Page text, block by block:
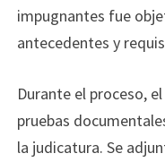
impugnantes fue
antecedentes y
Durante el proceso, el
pruebas
la judicatura. Se